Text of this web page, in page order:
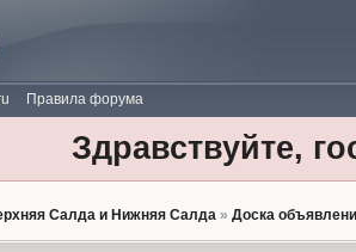
Правила форума
Здравствуйте,
Салда и Нижняя Салда» Доска